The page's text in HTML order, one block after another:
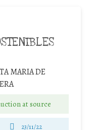
MARIA DE
at source
23/11/22